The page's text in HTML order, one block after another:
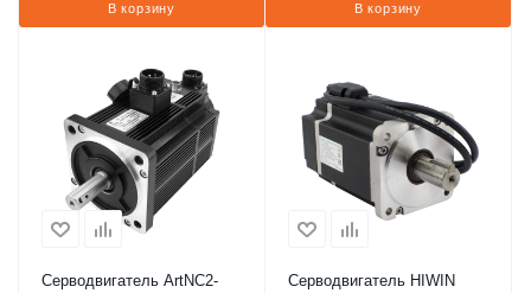
В корзину В корзину
Серводвигатель ArtNC2-
Серводвигатель HIWIN